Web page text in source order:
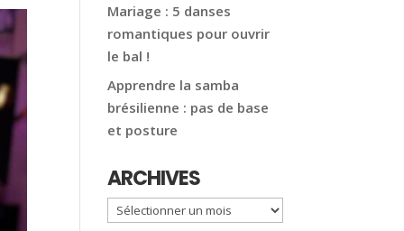
Mariage : 5 danses
romantiques pour ouvrir
le bal !
Apprendre la samba
brésilienne : pas de base
et posture
ARCHIVES
Archives